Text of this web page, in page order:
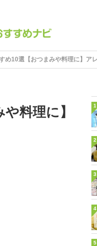
め10選【おつまみや料理に】ア
料理に】
1
2
3
4
5